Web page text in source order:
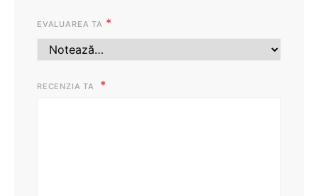
EVALUAREA TA *
RECENZIA TA